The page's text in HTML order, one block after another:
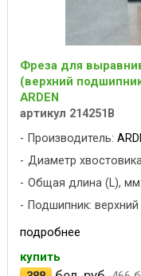
Фреза для
(верхний подшипник
ARDEN
артикул 214251B
Производитель:
Диаметр
Общая длина (L),
Подшипник: верхний
подробнее
купить